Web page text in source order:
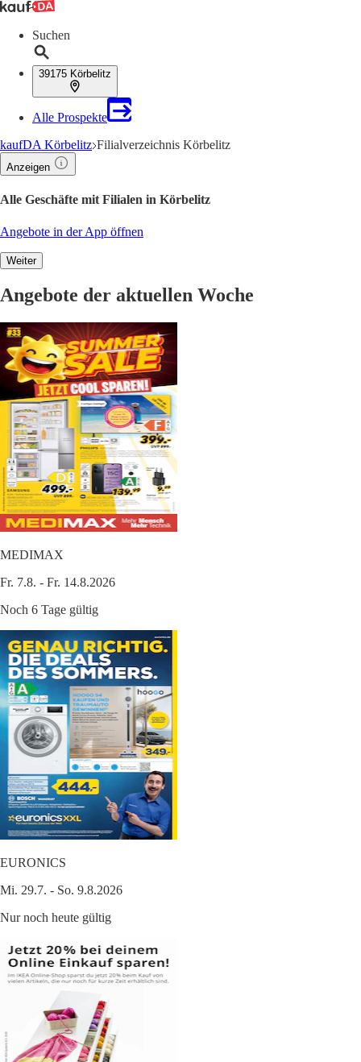
Suchen
39175 Körbelitz
Alle Prospekte
kaufDA Körbelitz Filialverzeichnis Körbelitz
Anzeigen
Alle Geschäfte mit Filialen in Körbelitz
Angebote in der App öffnen
Weiter
Angebote der aktuellen Woche
MEDIMAX
Fr. 7.8. - Fr. 14.8.2026
Noch 6 Tage gültig
EURONICS
Mi. 29.7. - So. 9.8.2026
Nur noch heute gültig